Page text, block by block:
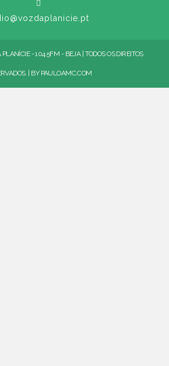
- 104.5FM - BEJA | TODOS OS DIREITOS
| BY PAULOAMC.COM